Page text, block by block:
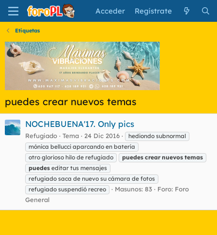
Acceder Regístrate
Etiquetas
puedes crear nuevos temas
NOCHEBUENA'17. Only pics
Refugiado Tema 24 Dic 2016
hediondo subnormal
mónica bellucci aparcando en batería
otro glorioso hilo de refugiado
puedes crear nuevos temas
puedes editar tus mensajes
refugiado saca de nuevo su cámara de fotos
refugiado suspendió recreo
Masunos: 83 Foro: Foro
General